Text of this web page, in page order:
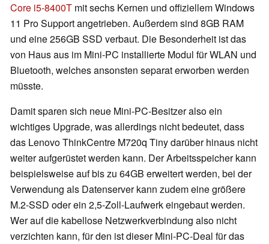
Core i5-8400T mit sechs Kernen und offiziellem Windows
11 Pro Support angetrieben. Außerdem sind 8GB RAM
und eine 256GB SSD verbaut. Die Besonderheit ist das
von Haus aus im Mini-PC installierte Modul für WLAN und
Bluetooth, welches ansonsten separat erworben werden
müsste.
Damit sparen sich neue Mini-PC-Besitzer also ein
wichtiges Upgrade, was allerdings nicht bedeutet, dass
das Lenovo ThinkCentre M720q Tiny darüber hinaus nicht
weiter aufgerüstet werden kann. Der Arbeitsspeicher kann
beispielsweise auf bis zu 64GB erweitert werden, bei der
Verwendung als Datenserver kann zudem eine größere
M.2-SSD oder ein 2,5-Zoll-Laufwerk eingebaut werden.
Wer auf die kabellose Netzwerkverbindung also nicht
verzichten kann, für den ist dieser Mini-PC-Deal für das